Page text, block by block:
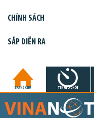
CHÍNH SÁCH
SẮP DIỄN RA
TRANG CHỦ TIN GIỜ CHÓT